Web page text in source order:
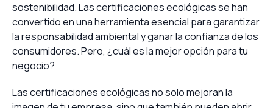
sostenibilidad. Las certificaciones ecológicas se han
convertido en una herramienta esencial para garantizar
la responsabilidad ambiental y ganar la confianza de los
consumidores. Pero, ¿cuál es la mejor opción para tu
negocio?
Las certificaciones ecológicas no solo mejoran la